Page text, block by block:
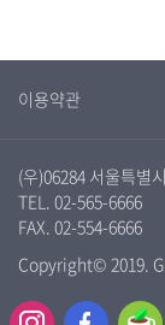
이용약관
(우)06284 서울특별
TEL. 02-565-6666
FAX. 02-554-6666
Copyright© 2019.